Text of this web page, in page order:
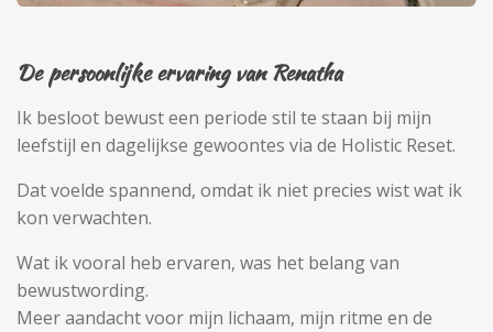
De persoonlijke ervaring van Renatha
Ik besloot bewust een periode stil te staan bij mijn
leefstijl en dagelijkse gewoontes via de Holistic Reset.
Dat voelde spannend, omdat ik niet precies wist wat ik
kon verwachten.
Wat ik vooral heb ervaren, was het belang van
bewustwording.
Meer aandacht voor mijn lichaam, mijn ritme en de